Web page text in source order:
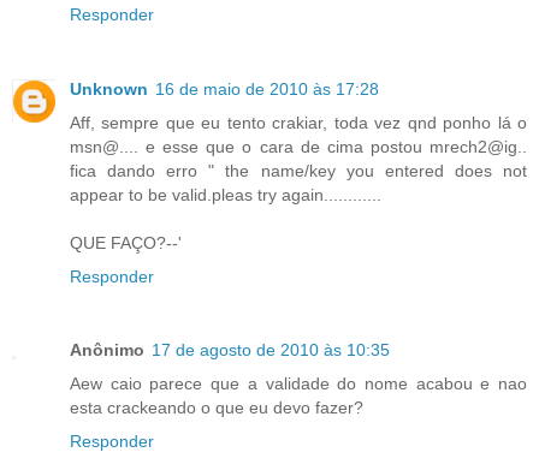
Responder
Unknown 16 de maio de 2010 às 17:28
Aff, sempre que eu tento crakiar, toda vez qnd ponho lá o
msn@.... e esse que o cara de cima postou mrech2@ig..
fica dando erro " the name/key you entered does not
appear to be valid.pleas try again............
QUE FAÇO?--'
Responder
Anônimo 17 de agosto de 2010 às 10:35
Aew caio parece que a validade do nome acabou e nao
esta crackeando o que eu devo fazer?
Responder